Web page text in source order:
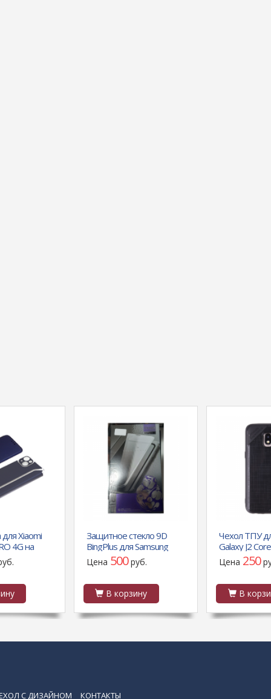
Xiaomi
4G на
камеры,
Защитное стекло 9D
BingPlus для Samsung
Galaxy A30s с полной
проклейкой, черное
Цена 500руб.
В корзину
Чехол ТПУ
Galaxy J2
арт.011008
Цена 250
В
С ДИЗАЙНОМ КОНТАКТЫ